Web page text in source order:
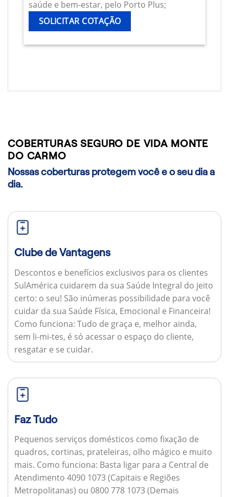
saúde e bem-estar, pelo Porto Plus;
SOLICITAR COTAÇÃO
COBERTURAS SEGURO DE VIDA MONTE
DO CARMO
Nossas coberturas protegem você e o seu dia a
dia.
Clube de Vantagens
Descontos e benefícios exclusivos para os clientes
SulAmérica cuidarem da sua Saúde Integral do jeito
certo: o seu! São inúmeras possibilidade para você
cuidar da sua Saúde Física, Emocional e Financeira!
Como funciona: Tudo de graça e, melhor ainda,
sem li-mi-tes, é só acessar o espaço do cliente,
resgatar e se cuidar.
Faz Tudo
Pequenos serviços domésticos como fixação de
quadros, cortinas, prateleiras, olho mágico e muito
mais. Como funciona: Basta ligar para a Central de
Atendimento 4090 1073 (Capitais e Regiões
Metropolitanas) ou 0800 778 1073 (Demais